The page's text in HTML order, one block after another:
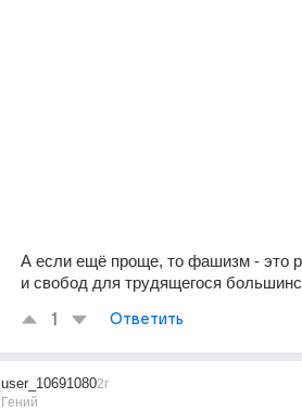
А если ещё проще, то фашизм - это
и свобод для трудящегося
1 Ответить
user_10691080
Гений
2г